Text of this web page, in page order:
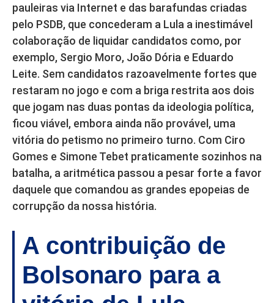
pauleiras via Internet e das barafundas criadas
pelo PSDB, que concederam a Lula a inestimável
colaboração de liquidar candidatos como, por
exemplo, Sergio Moro, João Dória e Eduardo
Leite. Sem candidatos razoavelmente fortes que
restaram no jogo e com a briga restrita aos dois
que jogam nas duas pontas da ideologia política,
ficou viável, embora ainda não provável, uma
vitória do petismo no primeiro turno. Com Ciro
Gomes e Simone Tebet praticamente sozinhos na
batalha, a aritmética passou a pesar forte a favor
daquele que comandou as grandes epopeias de
corrupção da nossa história.
A contribuição de
Bolsonaro para a